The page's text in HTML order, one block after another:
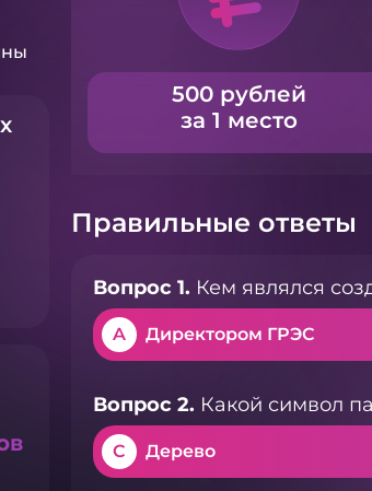
500 рублей
за 1 место
Правильные ответы
Вопрос 1. Кем являлся
A Директором ГРЭС
Вопрос 2. Какой символ
C Дерево